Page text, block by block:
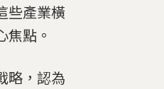
些產業橫
點。
略，認為